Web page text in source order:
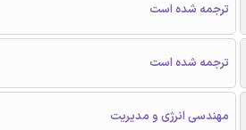
ترجمه شده است
ترجمه شده است
مهندسی انرژی و مدیریت